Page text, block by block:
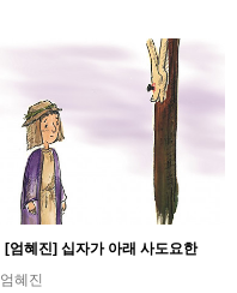
[엄혜진] 십자가 아래 사도요한
엄혜진